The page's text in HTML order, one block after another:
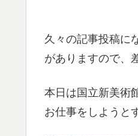
久々の記事投稿に
がありますので、
本日は国立新美術
お仕事をしようと